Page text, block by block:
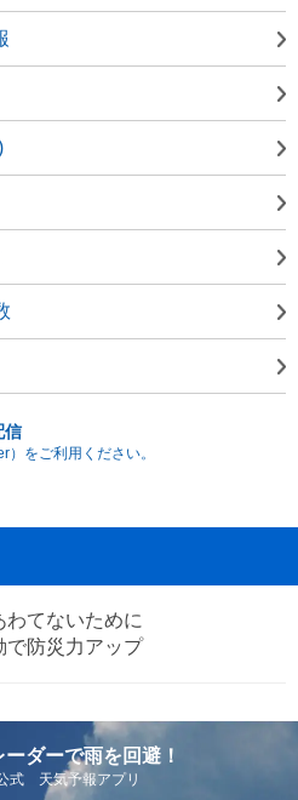
信
をご利用ください。
わてないために
で防災力アップ
ダーで雨を回避！
式 天気予報アプリ